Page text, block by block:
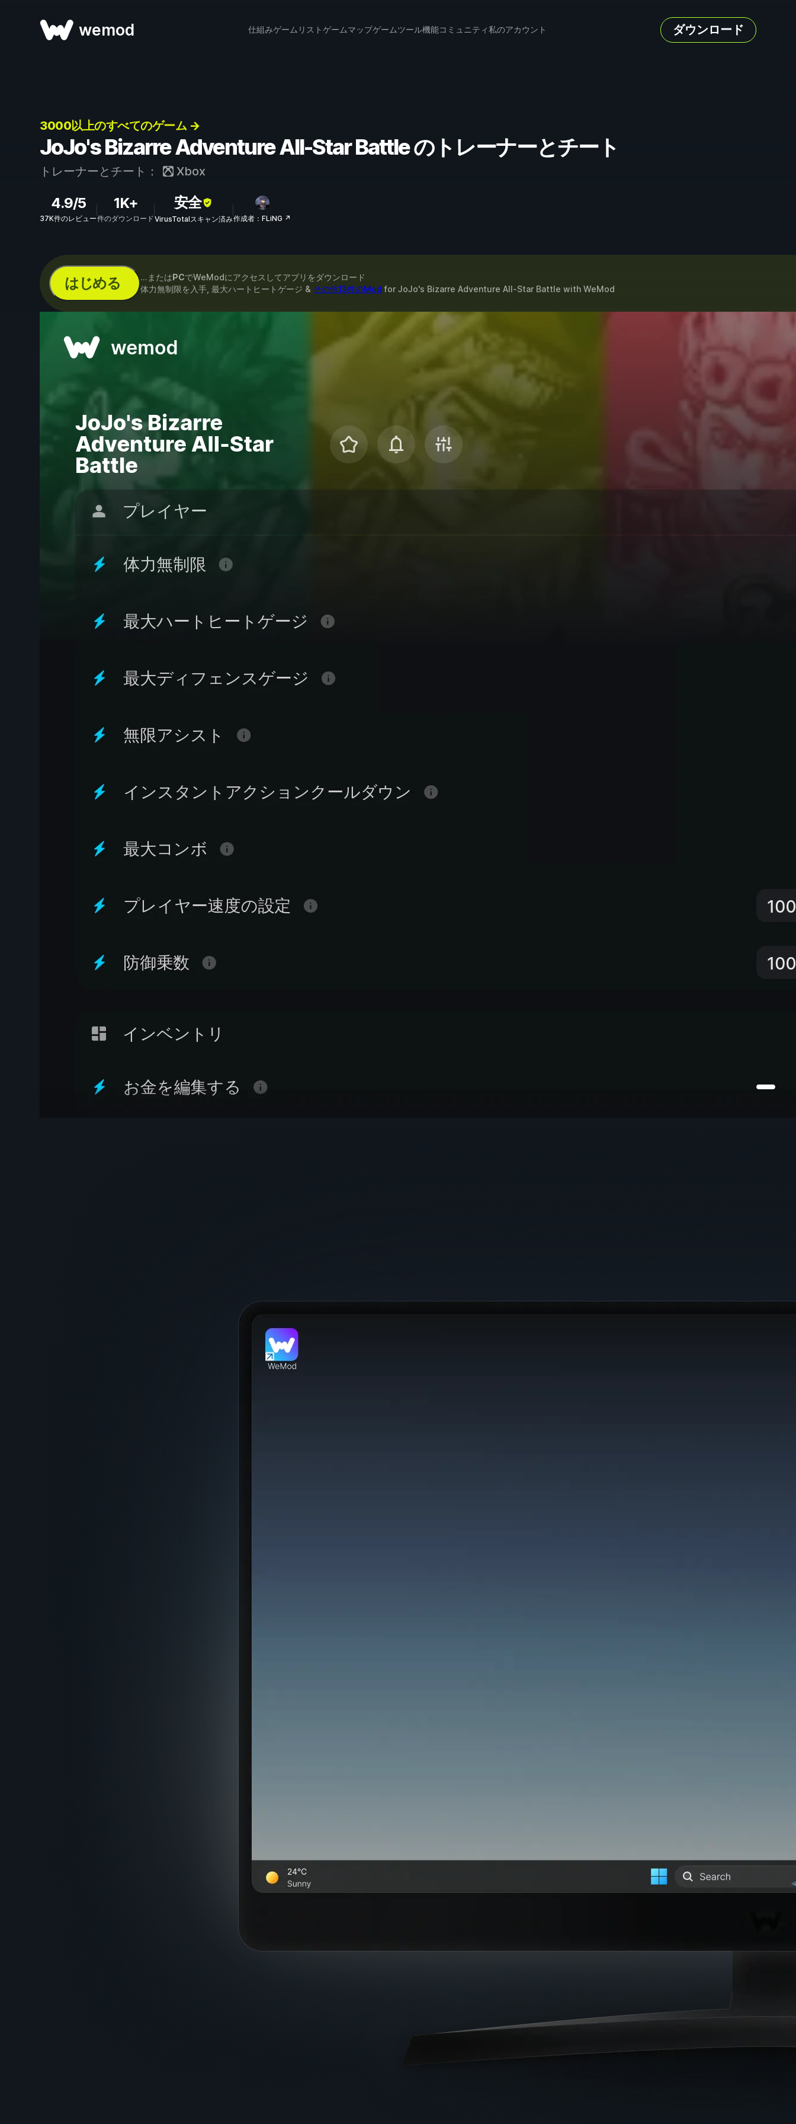
wemod 仕組みゲームリストゲームマップゲームツール機能コミュニティ私のアカウント ダウンロード
3000以上のすべてのゲーム →
JoJo's Bizarre Adventure All-Star Battle のトレーナーとチート
トレーナーとチート： Xbox
4.9/5
37K件のレビュー
1K+
件のダウンロード
安全
VirusTotalスキャン済み作成者：FLiNG ↗
はじめる ...またはPCでWeModにアクセスしてアプリをダウンロード
体力無制限を入手, 最大ハートヒートゲージ & その他13件のMod for JoJo's Bizarre Adventure All-Star Battle with WeMod